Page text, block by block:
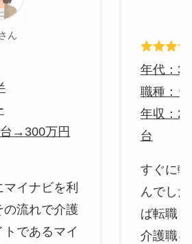
ん
→300万円
イナビを利
の流れで介護
であるマイ
年代：
職種：
年収：
台
すぐに
んでし
ば転職
介護職